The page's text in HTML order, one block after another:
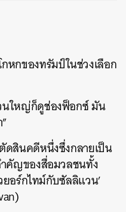
หกของทรัมป์ในช่วงเลือก
นใหญ่ก็ดูช่องฟ็อกซ์ มัน
ดสินคดีหนึ่งซึ่งกลายเป็น
คัญของสื่อมวลชนทั้ง
อร์กไทม์กับซัลลิแวน’